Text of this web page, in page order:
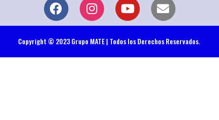
Copyright © 2023 Grupo MATE | Todos los Derechos Reservados.